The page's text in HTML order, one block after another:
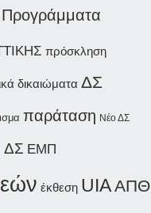
πρόσκληση
δικαιώματα ΔΣ
παράταση Νέο ΔΣ
ΔΣ ΕΜΠ
έκθεση UIAΑΠΘ